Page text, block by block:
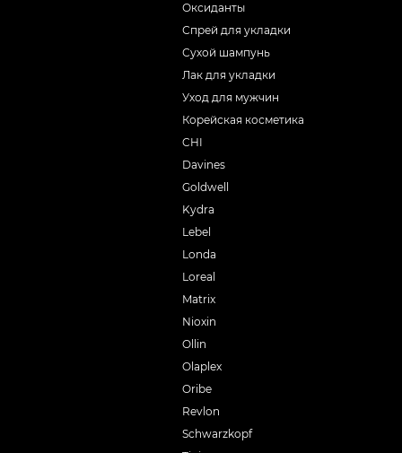
Оксиданты
Спрей для укладки
Сухой шампунь
Лак для укладки
Уход для мужчин
Корейская косметика
CHI
Davines
Goldwell
Kydra
Lebel
Londa
Loreal
Matrix
Nioxin
Ollin
Olaplex
Oribe
Revlon
Schwarzkopf